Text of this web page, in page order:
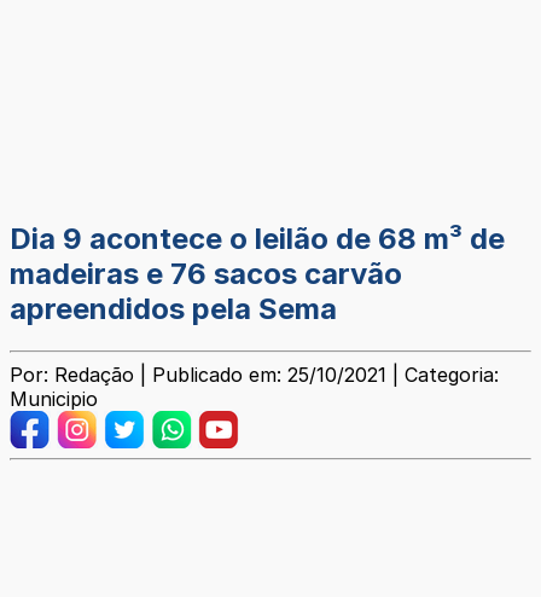
Dia 9 acontece o leilão de 68 m³ de
madeiras e 76 sacos carvão
apreendidos pela Sema
Por: Redação | Publicado em: 25/10/2021 | Categoria:
Municipio